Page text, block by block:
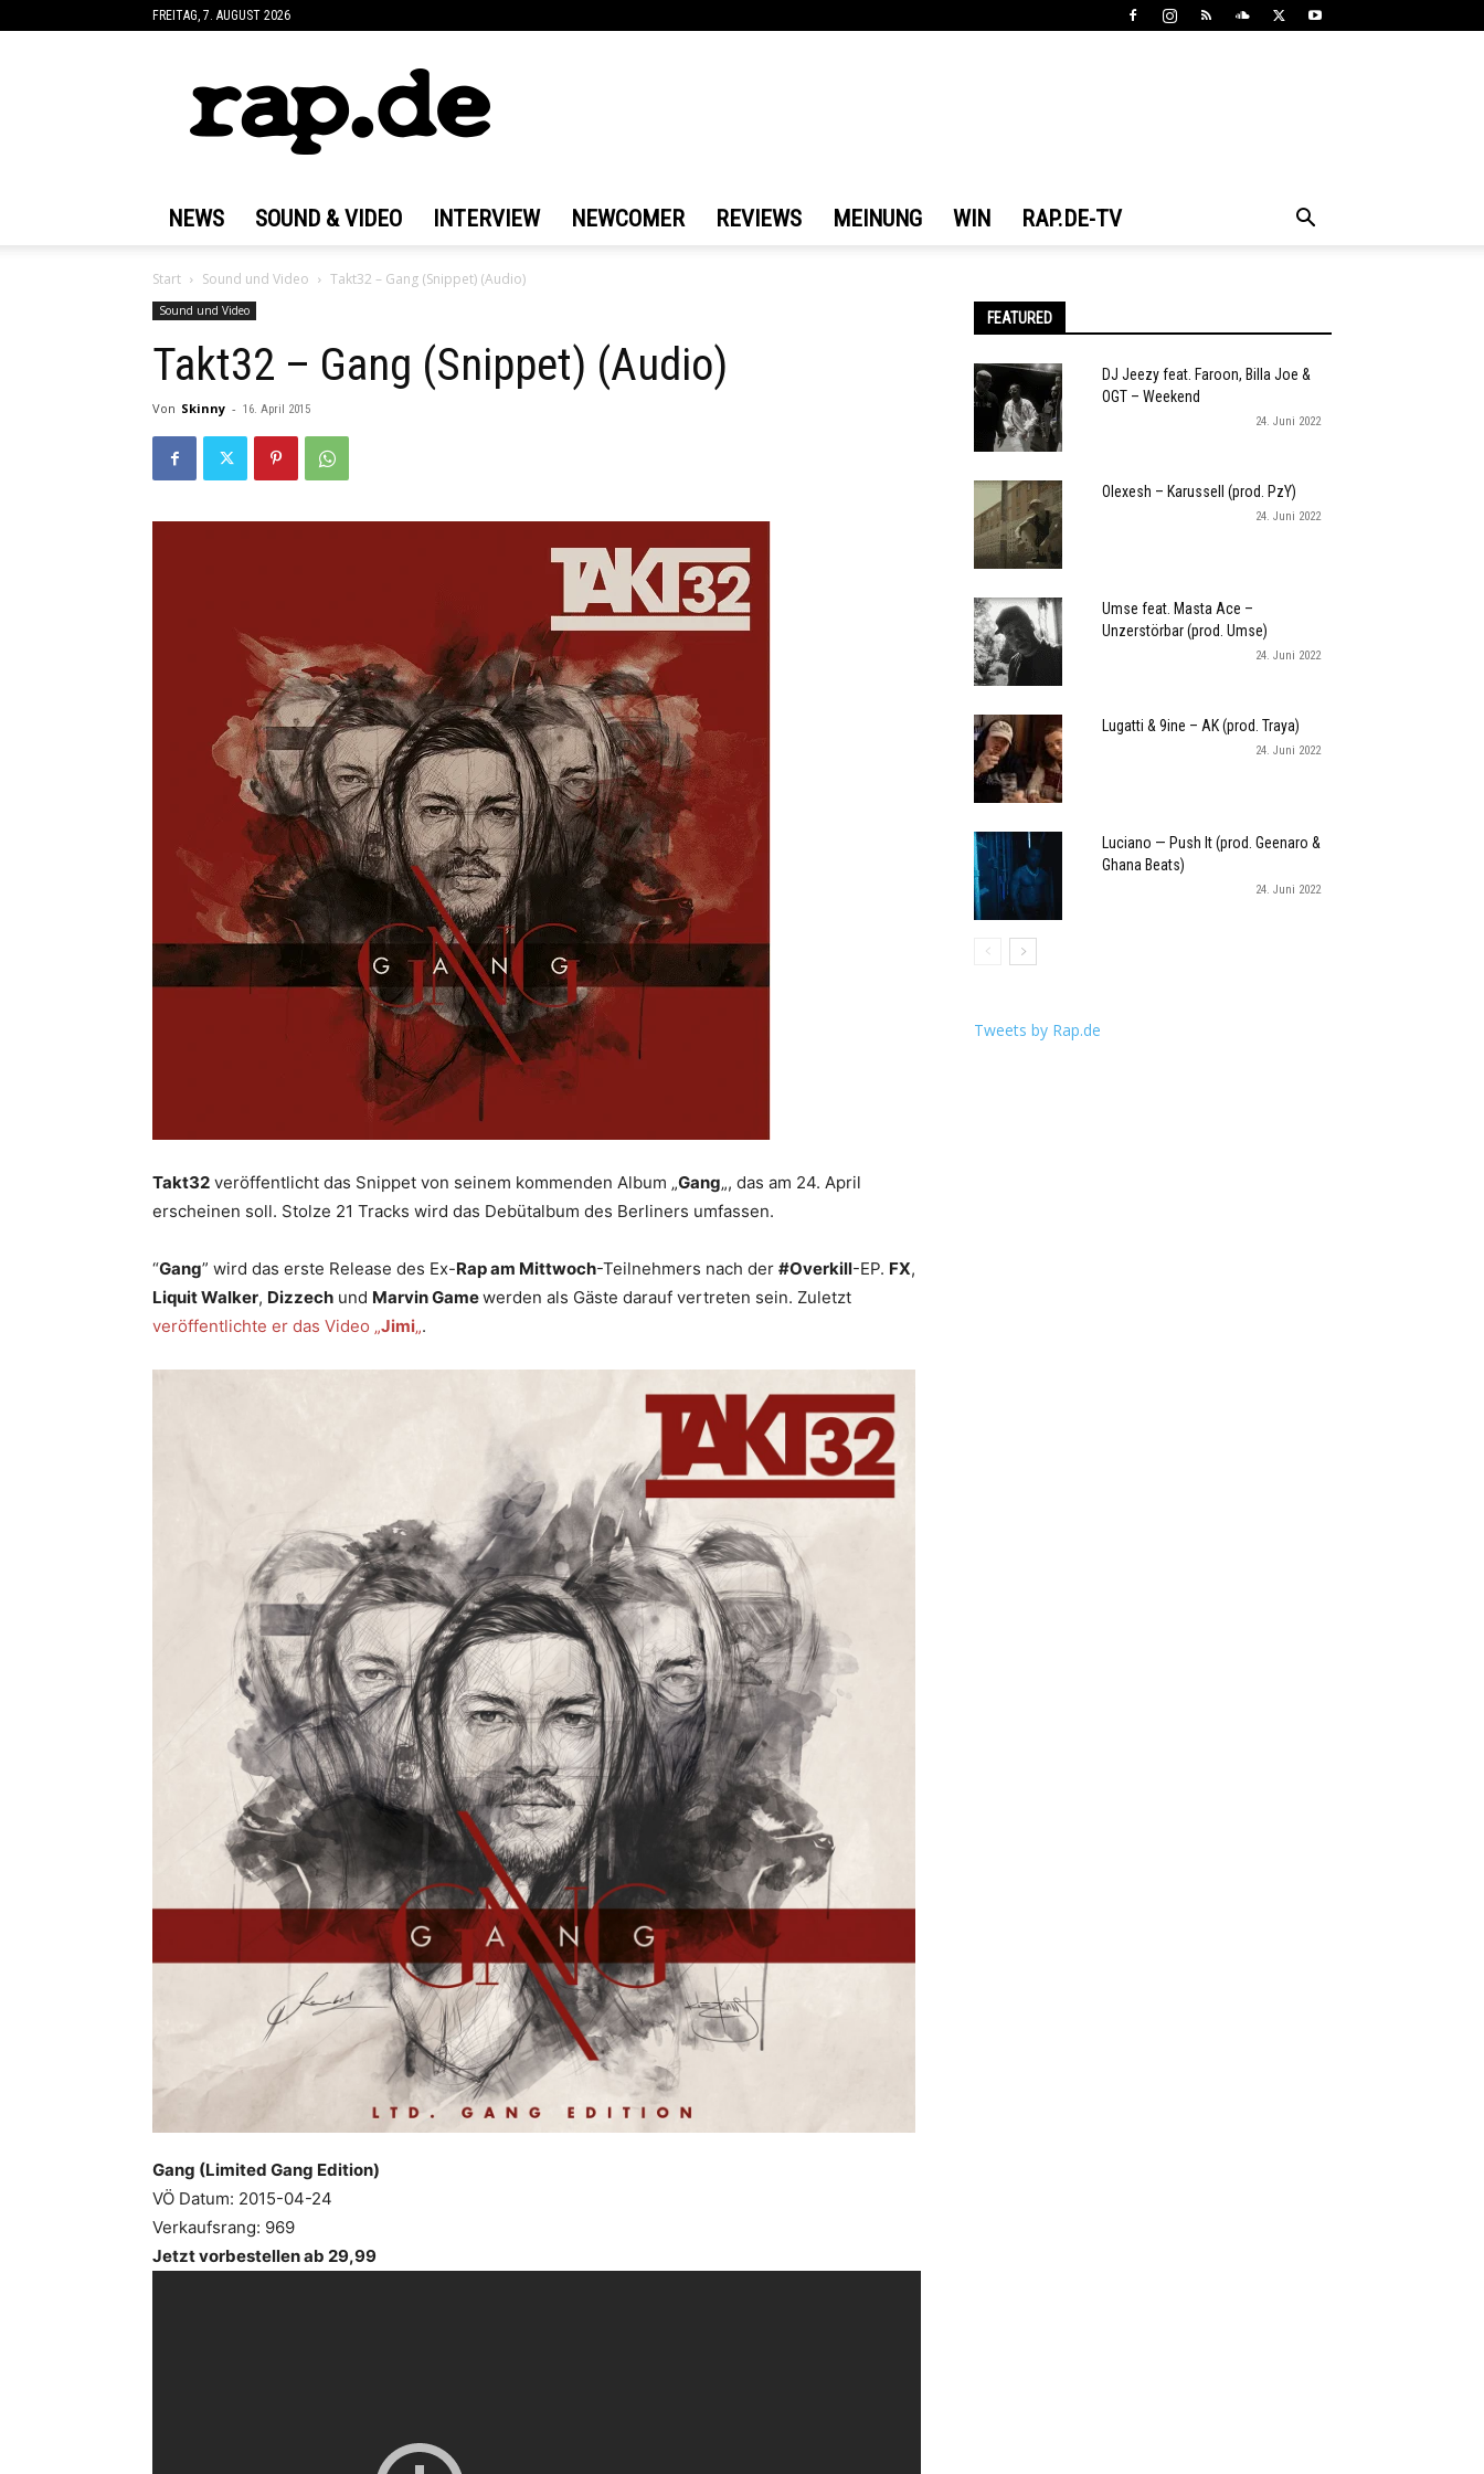
FREITAG, 7. AUGUST 2026
NEWS SOUND & VIDEO INTERVIEW NEWCOMER REVIEWS MEINUNG WIN RAP.DE-TV
Start Sound und Video Takt32 – Gang (Snippet) (Audio)
Sound und Video
Takt32 – Gang (Snippet) (Audio)
Von Skinny - 16. April 2015
Takt32 veröffentlicht das Snippet von seinem kommenden Album „Gang„, das am 24. April
erscheinen soll. Stolze 21 Tracks wird das Debütalbum des Berliners umfassen.
“Gang” wird das erste Release des Ex-Rap am Mittwoch-Teilnehmers nach der #Overkill-EP. FX,
Liquit Walker, Dizzech und Marvin Gamewerden als Gäste darauf vertreten sein. Zuletzt
veröffentlichte er das Video „Jimi„.
Gang (Limited Gang Edition)
VÖ Datum: 2015-04-24
Verkaufsrang: 969
Jetzt vorbestellen ab 29,99
FEATURED
DJ Jeezy feat. Faroon, Billa Joe &
OGT – Weekend
24. Juni 2022
Olexesh – Karussell (prod. PzY)
24. Juni 2022
Umse feat. Masta Ace –
Unzerstörbar (prod. Umse)
24. Juni 2022
Lugatti & 9ine – AK (prod. Traya)
24. Juni 2022
Luciano — Push It (prod. Geenaro &
Ghana Beats)
24. Juni 2022
Tweets by Rap.de